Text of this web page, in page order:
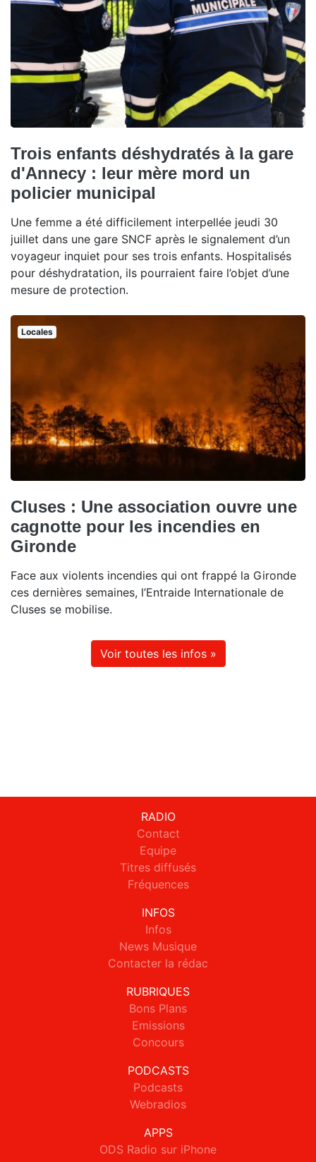
Trois enfants déshydratés à la gare
d'Annecy : leur mère mord un
policier municipal
Une femme a été difficilement interpellée jeudi 30
juillet dans une gare SNCF après le signalement d’un
voyageur inquiet pour ses trois enfants. Hospitalisés
pour déshydratation, ils pourraient faire l’objet d’une
mesure de protection.
Locales
Cluses : Une association ouvre une
cagnotte pour les incendies en
Gironde
Face aux violents incendies qui ont frappé la Gironde
ces dernières semaines, l’Entraide Internationale de
Cluses se mobilise.
Voir toutes les infos »
RADIO
Contact
Equipe
Titres diffusés
Fréquences
INFOS
Infos
News Musique
Contacter la rédac
RUBRIQUES
Bons Plans
Emissions
Concours
PODCASTS
Podcasts
Webradios
APPS
ODS Radio sur iPhone